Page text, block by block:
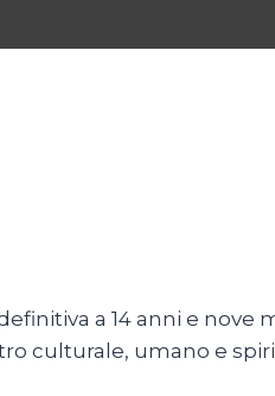
a 14 anni e nove
culturale, umano e